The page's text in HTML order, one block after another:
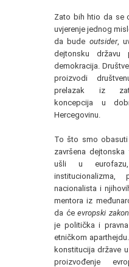
Zato bih htio da se
uvjerenje jednog
da bude outsider,
dejtonsku državu
demokracija.
proizvodi
prelazak iz
koncepcija u
Hercegovinu.
To što smo
završena
ušli u
nacionalista i
mentora iz
da ćeevropski
je politička i
etničkom
konstitucija države
proizvođenje